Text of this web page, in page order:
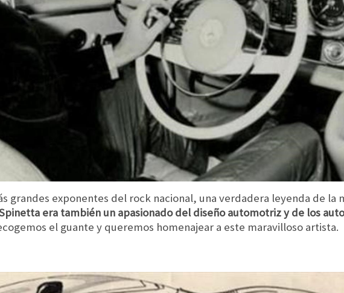
grandes exponentes del rock nacional, una verdadera leyenda de la
era también un apasionado del diseño automotriz y de los
el guante y queremos homenajear a este maravilloso artista.